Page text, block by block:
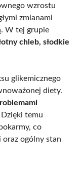
wzrostu
zmianami
W tej grupie
chleb, słodkie
glikemicznego
diety.
Dzięki temu
co
oraz ogólny stan